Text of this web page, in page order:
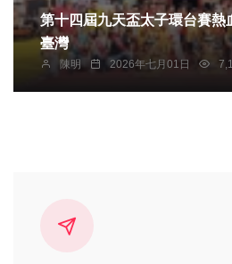
第十四屆九天盃太子環台賽
臺灣
陳明 2026年七月01日